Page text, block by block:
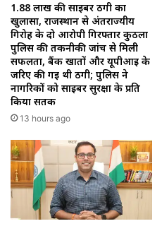
1.88 लाख की साइबर ठगी का
खुलासा, राजस्थान से अंतर्राज्यीय
गिरोह के दो आरोपी गिरफ्तार कुठला
पुलिस की तकनीकी जांच से मिली
सफलता, बैंक खातों और यूपीआई के
जरिए की गई थी ठगी; पुलिस ने
नागरिकों को साइबर सुरक्षा के प्रति
किया सतर्क
13 hours ago